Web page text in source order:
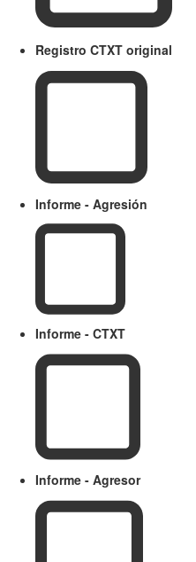
Registro CTXT original
Informe - Agresión
Informe - CTXT
Informe - Agresor